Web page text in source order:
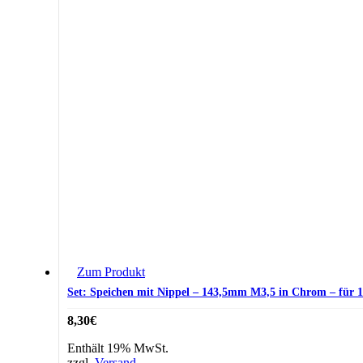
Zum Produkt
Set: Speichen mit Nippel – 143,5mm M3,5 in Chrom – für
8,30€
Enthält 19% MwSt.